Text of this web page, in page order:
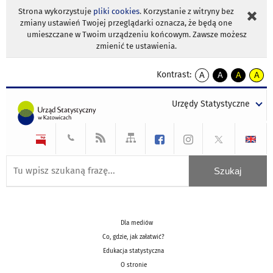
Strona wykorzystuje pliki cookies. Korzystanie z witryny bez
zmiany ustawień Twojej przeglądarki oznacza, że będą one
umieszczane w Twoim urządzeniu końcowym. Zawsze możesz
zmienić te ustawienia.
Kontrast:
A
kontrast
A
kontrast
tekst
czarnym
A
kontrast
tekst
czarnym
A
tekst
żółtym
Urzędy Statystyczne
Dla mediów
Co, gdzie, jak załatwić?
Edukacja statystyczna
O stronie